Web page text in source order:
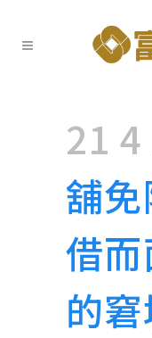
21 4
舖
借
的